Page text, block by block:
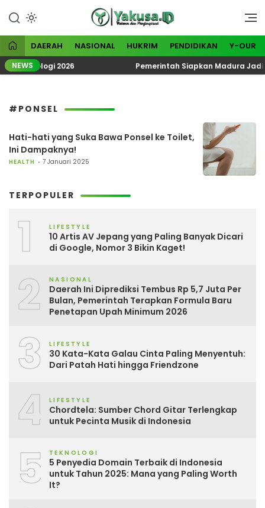
konten
Yakusa
Visioner dan Menginspirasi
DAERAH NASIONAL HUKRIM PENDIDIKAN Y-OUR
NEWS
Ekoteologi 2026 Pemerintah Siapkan Madura Jadi
#PONSEL
Hati-hati yang Suka Bawa Ponsel ke Toilet,
Ini Dampaknya!
HEALTH 7 Januari 2025
TERPOPULER
1 LIFESTYLE
10 Artis AV Jepang yang Paling Banyak Dicari
di Google, Nomor 3 Bikin Kaget!
2 NASIONAL
Daerah Ini Diprediksi Tembus Rp 5,7 Juta Per
Bulan, Pemerintah Terapkan Formula Baru
Penetapan Upah Minimum 2026
3 LIFESTYLE
30 Kata-Kata Galau Cinta Paling Menyentuh:
Dari Patah Hati hingga Friendzone
4 LIFESTYLE
Chordtela: Sumber Chord Gitar Terlengkap
untuk Pecinta Musik di Indonesia
5 TEKNOLOGI
5 Penyedia Domain Terbaik di Indonesia
untuk Tahun 2025: Mana yang Paling Worth
It?